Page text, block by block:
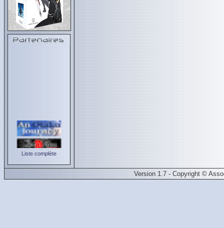
Liste complète
Version 1.7 - Copyright ©